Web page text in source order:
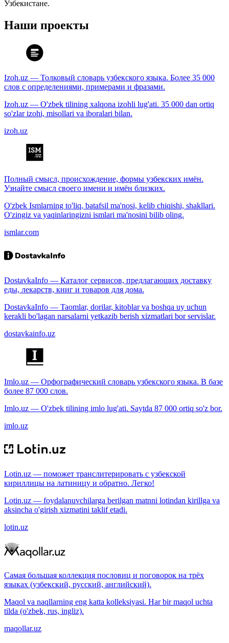
Узбекистане.
Наши проекты
Izoh.uz — Толковый словарь узбекского языка. Более 35 000
слов с определениями, примерами и фразами.
Izoh.uz — O'zbek tilining xalqona izohli lug'ati. 35 000 dan ortiq
so'zlar izohi, misollari va iboralari bilan.
izoh.uz
Полный смысл, происхождение, формы узбекских имён.
Узнайте смысл своего имени и имён близких.
O'zbek Ismlarning to'liq, batafsil ma'nosi, kelib chiqishi, shakllari.
O'zingiz va yaqinlaringizni ismlari ma'nosini bilib oling.
ismlar.com
DostavkaInfo — Каталог сервисов, предлагающих доставку
еды, лекарств, книг и товаров для дома.
DostavkaInfo — Taomlar, dorilar, kitoblar va boshqa uy uchun
kerakli bo'lagan narsalarni yetkazib berish xizmatlari bor servislar.
dostavkainfo.uz
Imlo.uz — Орфографический словарь узбекского языка. В базе
более 87 000 слов.
Imlo.uz — O'zbek tilining imlo lug'ati. Saytda 87 000 ortiq so'z bor.
imlo.uz
Lotin.uz — поможет транслитерировать с узбекской
кириллицы на латиницу и обратно. Легко!
Lotin.uz — foydalanuvchilarga berilgan matnni lotindan kirillga va
aksincha o'girish xizmatini taklif etadi.
lotin.uz
Самая большая коллекция пословиц и поговорок на трёх
языках (узбекский, русский, английский).
Maqol va naqllarning eng katta kolleksiyasi. Har bir maqol uchta
tilda (o'zbek, rus, ingliz).
maqollar.uz